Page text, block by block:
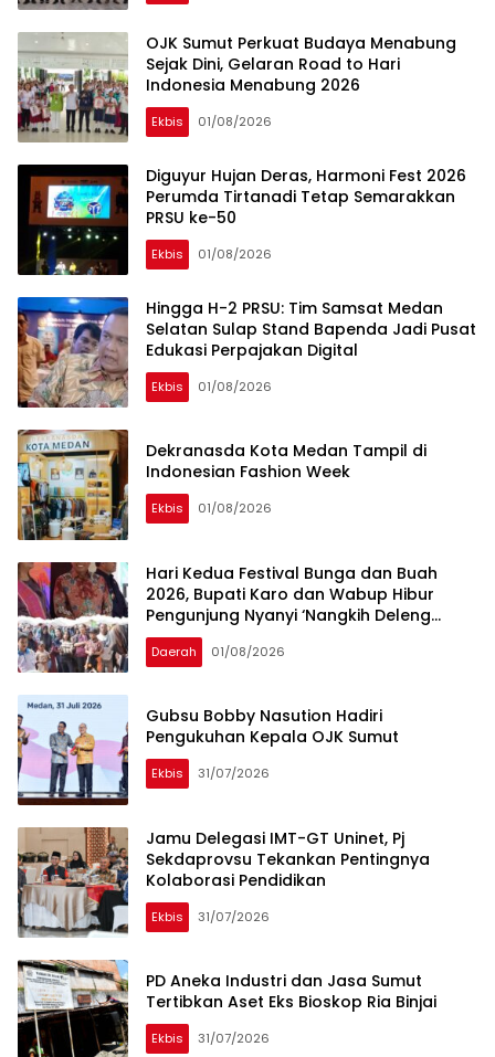
OJK Sumut Perkuat Budaya Menabung
Sejak Dini, Gelaran Road to Hari
Indonesia Menabung 2026
Ekbis 01/08/2026
Diguyur Hujan Deras, Harmoni Fest 2026
Perumda Tirtanadi Tetap Semarakkan
PRSU ke-50
Ekbis 01/08/2026
Hingga H-2 PRSU: Tim Samsat Medan
Selatan Sulap Stand Bapenda Jadi Pusat
Edukasi Perpajakan Digital
Ekbis 01/08/2026
Dekranasda Kota Medan Tampil di
Indonesian Fashion Week
Ekbis 01/08/2026
Hari Kedua Festival Bunga dan Buah
2026, Bupati Karo dan Wabup Hibur
Pengunjung Nyanyi ‘Nangkih Deleng
Sibayak’
Daerah 01/08/2026
Gubsu Bobby Nasution Hadiri
Pengukuhan Kepala OJK Sumut
Ekbis 31/07/2026
Jamu Delegasi IMT-GT Uninet, Pj
Sekdaprovsu Tekankan Pentingnya
Kolaborasi Pendidikan
Ekbis 31/07/2026
PD Aneka Industri dan Jasa Sumut
Tertibkan Aset Eks Bioskop Ria Binjai
Ekbis 31/07/2026